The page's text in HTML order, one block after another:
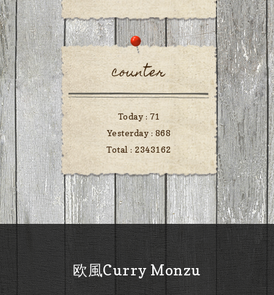
counter
Today : 71
Yesterday : 868
Total : 2343162
欧風Curry Monzu